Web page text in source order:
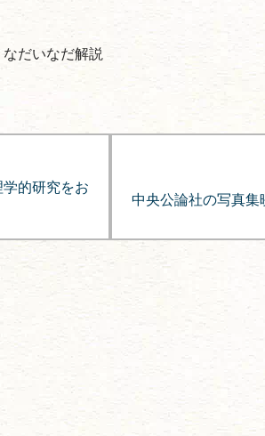
だいなだ解説
的研究をお
中央公論社の写真